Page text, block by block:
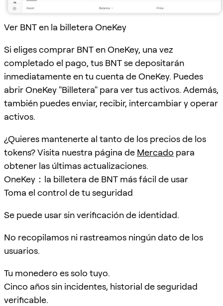
Ver BNT en la billetera OneKey
Si eliges comprar BNT en OneKey, una vez
completado el pago, tus BNT se depositarán
inmediatamente en tu cuenta de OneKey. Puedes
abrir OneKey "Billetera" para ver tus activos. Además,
también puedes enviar, recibir, intercambiar y operar
activos.
¿Quieres mantenerte al tanto de los precios de los
tokens? Visita nuestra página de Mercado para
obtener las últimas actualizaciones.
OneKey：la billetera de BNT más fácil de usar
Toma el control de tu seguridad
Se puede usar sin verificación de identidad.
No recopilamos ni rastreamos ningún dato de los
usuarios.
Tu monedero es solo tuyo.
Cinco años sin incidentes, historial de seguridad
verificable.